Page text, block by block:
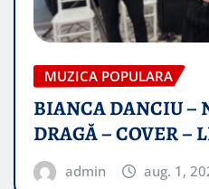
MUZICA POPULARA
BIANCA DANCIU –
DRAGĂ – COVER –
admin aug. 1,